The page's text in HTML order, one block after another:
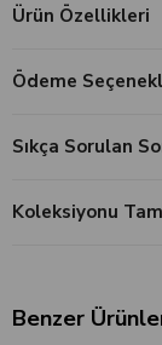
Ürün Özellikleri
Ödeme
Sıkça Sorulan
Koleksiyonu
Benzer